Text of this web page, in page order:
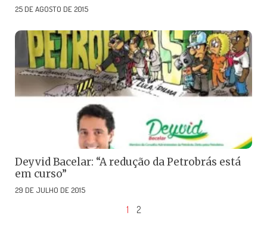
25 DE AGOSTO DE 2015
Deyvid Bacelar: “A redução da Petrobrás está
em curso”
29 DE JULHO DE 2015
1 2